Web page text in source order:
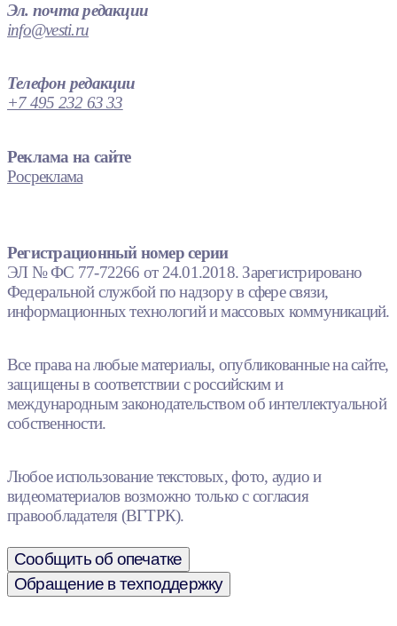
Эл. почта редакции
info@vesti.ru
Телефон редакции
+7 495 232 63 33
Реклама на сайте
Росреклама
Регистрационный номер серии
ЭЛ № ФС 77-72266 от 24.01.2018. Зарегистрировано
Федеральной службой по надзору в сфере связи,
информационных технологий и массовых коммуникаций.
Все права на любые материалы, опубликованные на сайте,
защищены в соответствии с российским и
международным законодательством об интеллектуальной
собственности.
Любое использование текстовых, фото, аудио и
видеоматериалов возможно только с согласия
правообладателя (ВГТРК).
Сообщить об опечатке
Обращение в техподдержку